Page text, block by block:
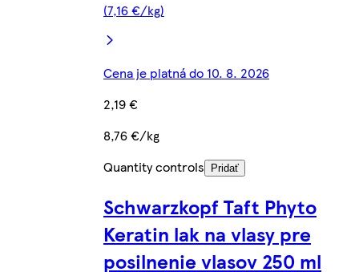
(7,16 €/kg)
Cena je platná do 10. 8. 2026
2,19 €
8,76 €/kg
Quantity controls
Pridať
Schwarzkopf Taft Phyto
Keratin lak na vlasy pre
posilnenie vlasov 250 ml